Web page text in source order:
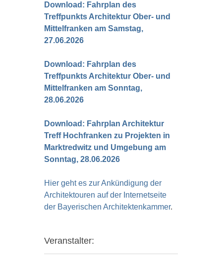
Download: Fahrplan des
Treffpunkts Architektur Ober- und
Mittelfranken am Samstag,
27.06.2026
Download: Fahrplan des
Treffpunkts Architektur Ober- und
Mittelfranken am Sonntag,
28.06.2026
Download: Fahrplan Architektur
Treff Hochfranken zu Projekten in
Marktredwitz und Umgebung am
Sonntag, 28.06.2026
Hier geht es zur Ankündigung der
Architektouren auf der Internetseite
der Bayerischen Architektenkammer.
Veranstalter: